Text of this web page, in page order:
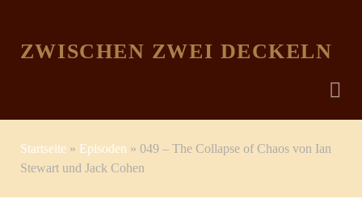
ZWISCHEN ZWEI DECKELN
Startseite» Episoden » 049 – The Collapse of Chaos von Ian
Stewart und Jack Cohen